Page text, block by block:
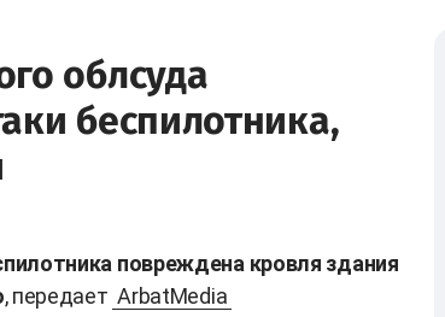
облсуда
беспилотника,
повреждена кровля здания
, передает ArbatMedia